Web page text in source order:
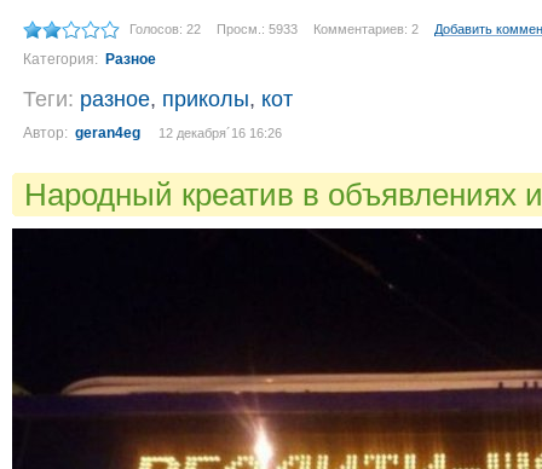
Голосов: 22 Просм.: 5933 Комментариев: 2 Добавить
Категория: Разное
Теги: разное, приколы, кот
Автор: geran4eg 12 декабря´16 16:26
Народный креатив в объявлениях